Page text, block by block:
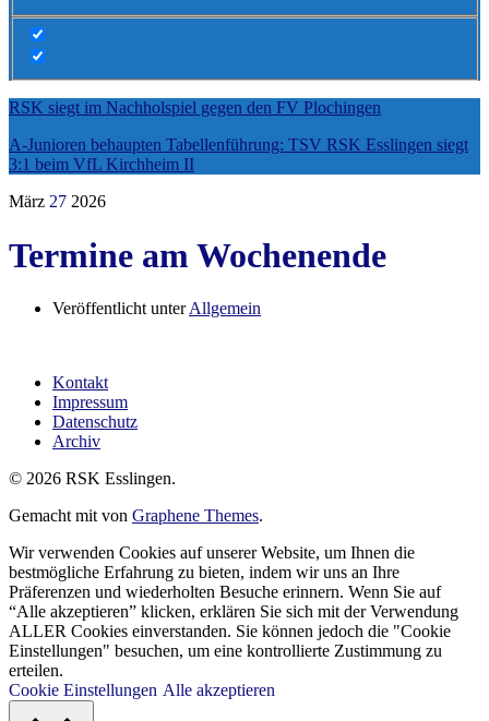
RSK siegt im Nachholspiel gegen den FV Plochingen
A-Junioren behaupten Tabellenführung: TSV RSK Esslingen siegt
3:1 beim VfL Kirchheim II
März 27 2026
Termine am Wochenende
Veröffentlicht unterAllgemein
Kontakt
Impressum
Datenschutz
Archiv
© 2026 RSK Esslingen.
Gemacht mit von Graphene Themes.
Wir verwenden Cookies auf unserer Website, um Ihnen die
bestmögliche Erfahrung zu bieten, indem wir uns an Ihre
Präferenzen und wiederholten Besuche erinnern. Wenn Sie auf
“Alle akzeptieren” klicken, erklären Sie sich mit der Verwendung
ALLER Cookies einverstanden. Sie können jedoch die "Cookie
Einstellungen" besuchen, um eine kontrollierte Zustimmung zu
erteilen.
Cookie Einstellungen Alle akzeptieren